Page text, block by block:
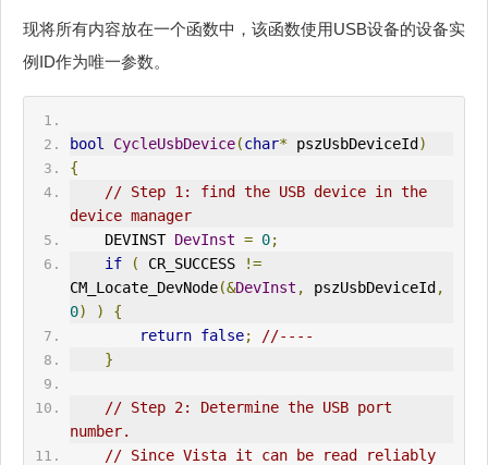
现将所有内容放在一个函数中，该函数使用USB设备的设备实
例ID作为唯一参数。
bool CycleUsbDevice(char* pszUsbDeviceId )
{
// Step 1: find the USB device in the
device manager
    DEV
INST DevInst = 0;
if
( CR_SUCCESS
!=
CM_Locate_DevNode(&DevInst , pszUsbDeviceId ,
0) )
{
return false;
//----
}
// Step 2: Determine the USB port
number.
// Since Vista it can be read reliably